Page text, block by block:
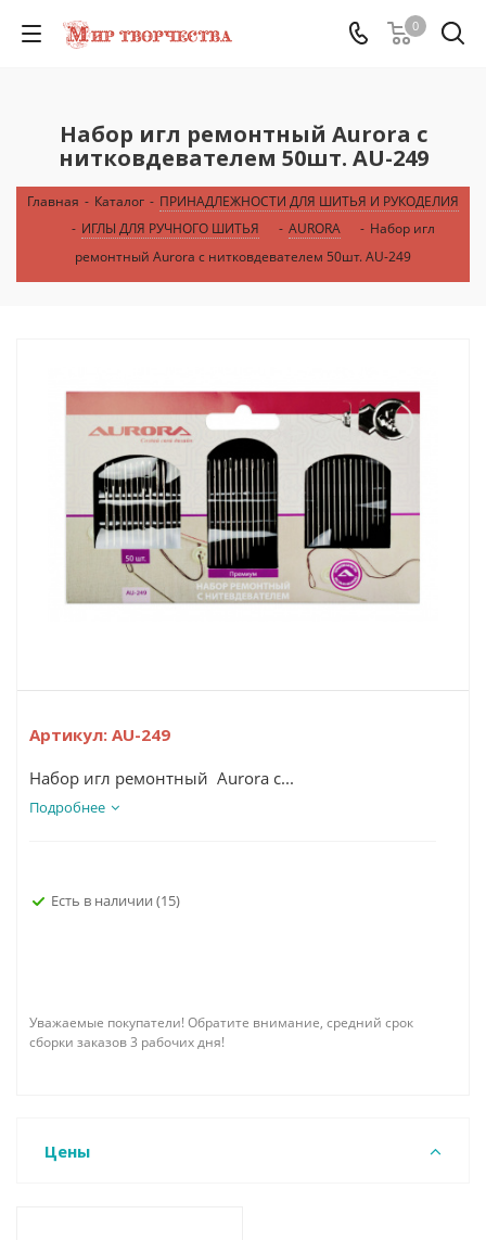
0
Набор игл ремонтный Aurora с
нитковдевателем 50шт. AU-249
Главная - Каталог - ПРИНАДЛЕЖНОСТИ ДЛЯ ШИТЬЯ И РУКОДЕЛИЯ
- ИГЛЫ ДЛЯ РУЧНОГО ШИТЬЯ - AURORA - Набор игл
ремонтный Aurora с нитковдевателем 50шт. AU-249
Артикул: AU-249
Набор игл ремонтный Aurora с...
Подробнее
Есть в наличии (15)
Уважаемые покупатели! Обратите внимание, средний срок
сборки заказов 3 рабочих дня!
Цены